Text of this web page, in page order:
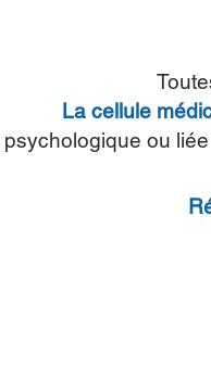
La cellule
psychologique ou